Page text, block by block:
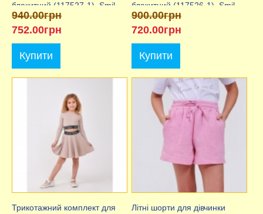
блакитний (117527-1), Smil
(Сміл)
940.00грн
752.00грн
Купити
блакитний (117526-1), Smil
(Сміл)
900.00грн
720.00грн
Купити
Трикотажний комплект для
Літні шорти для дівчинки